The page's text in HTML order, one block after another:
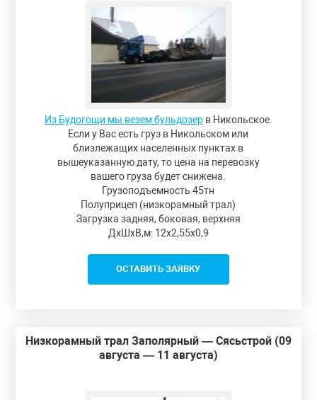
Из Будогощи мы везем бульдозерв Никольское.
Если у Вас есть груз в Никольском или
близлежащих населенных пунктах в
вышеуказанную дату, то цена на перевозку
вашего груза будет снижена.
Грузоподъемность 45тн
Полуприцеп (низкорамный трал)
Загрузка задняя, боковая, верхняя
ДxШxВ,м: 12x2,55x0,9
ОСТАВИТЬ ЗАЯВКУ
Низкорамный трал Заполярный — Сясьстрой (09
августа — 11 августа)